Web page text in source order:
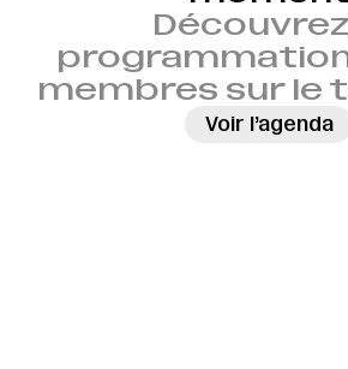
membres sur le
Voir l’agenda